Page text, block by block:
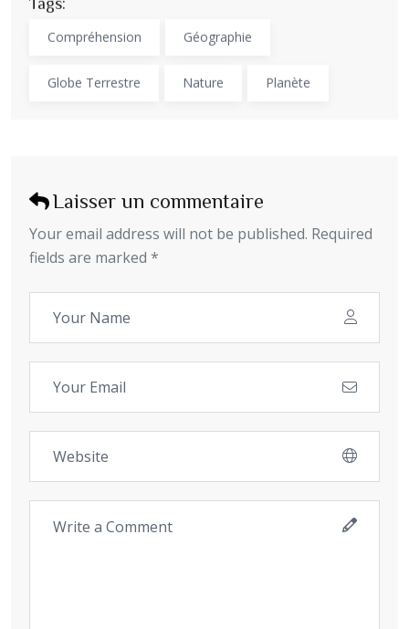
Compréhension Géographie
Globe Terrestre Nature Planète
Laisser un commentaire
Your email address will not be published. Required
fields are marked *